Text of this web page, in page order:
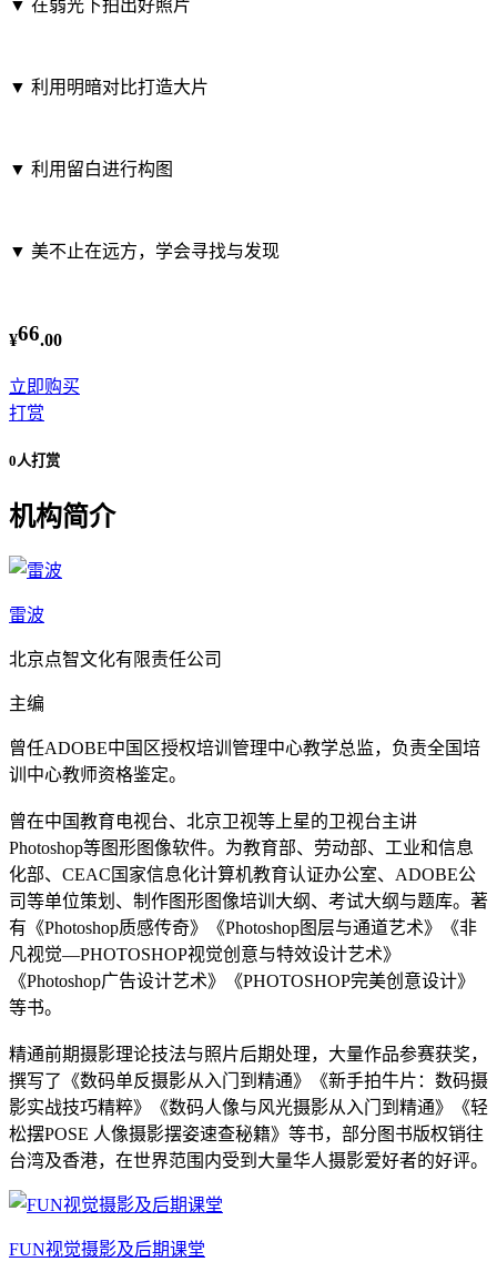
▼ 在弱光下拍出好照片
▼ 利用明暗对比打造大片
▼ 利用留白进行构图
▼ 美不止在远方，学会寻找与发现
¥66.00
立即购买
打赏
0人打赏
机构简介
雷波
北京点智文化有限责任公司
主编
曾任ADOBE中国区授权培训管理中心教学总监，负责全国培
训中心教师资格鉴定。
曾在中国教育电视台、北京卫视等上星的卫视台主讲
Photoshop等图形图像软件。为教育部、劳动部、工业和信息
化部、CEAC国家信息化计算机教育认证办公室、ADOBE公
司等单位策划、制作图形图像培训大纲、考试大纲与题库。著
有《Photoshop质感传奇》《Photoshop图层与通道艺术》《非
凡视觉—PHOTOSHOP视觉创意与特效设计艺术》
《Photoshop广告设计艺术》《PHOTOSHOP完美创意设计》
等书。
精通前期摄影理论技法与照片后期处理，大量作品参赛获奖，
撰写了《数码单反摄影从入门到精通》《新手拍牛片：数码摄
影实战技巧精粹》《数码人像与风光摄影从入门到精通》《轻
松摆POSE 人像摄影摆姿速查秘籍》等书，部分图书版权销往
台湾及香港，在世界范围内受到大量华人摄影爱好者的好评。
FUN视觉摄影及后期课堂